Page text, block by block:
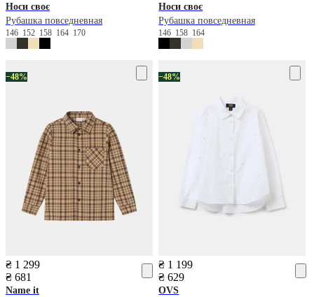
Носи своє
Рубашка повседневная
146 152 158 164 170
Носи своє
Рубашка повседневная
146 158 164
−48%
₴ 1 299
₴ 681
Name it
−48%
₴ 1 199
₴ 629
OVS